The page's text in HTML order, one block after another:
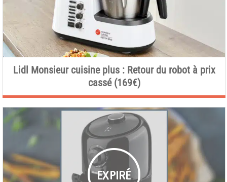
Lidl Monsieur cuisine plus : Retour du robot à prix
cassé (169€)